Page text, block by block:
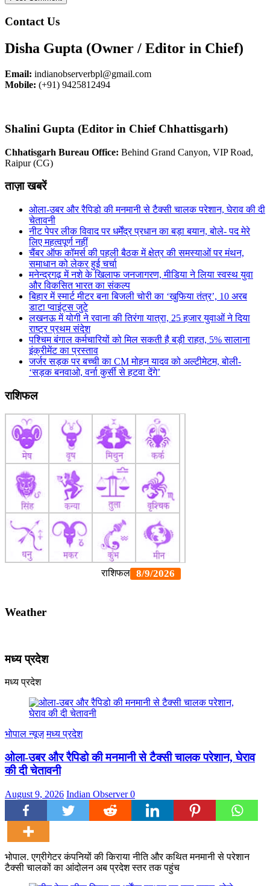
Contact Us
Disha Gupta (Owner / Editor in Chief)
Email: indianobserverbpl@gmail.com
Mobile: (+91) 9425812494
Shalini Gupta (Editor in Chief Chhattisgarh)
Chhatisgarh Bureau Office: Behind Grand Canyon, VIP Road,
Raipur (CG)
ताज़ा खबरें
ओला-उबर और रैपिडो की मनमानी से टैक्सी चालक परेशान, घेराव की दी
चेतावनी
नीट पेपर लीक विवाद पर धर्मेंद्र प्रधान का बड़ा बयान, बोले- पद मेरे
लिए महत्वपूर्ण नहीं
चैंबर ऑफ कॉमर्स की पहली बैठक में क्षेत्र की समस्याओं पर मंथन,
समाधान को लेकर हुई चर्चा
मनेन्द्रगढ़ में नशे के खिलाफ जनजागरण, मीडिया ने लिया स्वस्थ युवा
और विकसित भारत का संकल्प
बिहार में स्मार्ट मीटर बना बिजली चोरी का ‘खुफिया तंत्र’, 10 अरब
डाटा प्वाइंट्स जुटे
लखनऊ में योगी ने रवाना की तिरंगा यात्रा, 25 हजार युवाओं ने दिया
राष्ट्र प्रथम संदेश
पश्चिम बंगाल कर्मचारियों को मिल सकती है बड़ी राहत, 5% सालाना
इंक्रीमेंट का प्रस्ताव
जर्जर सड़क पर बच्ची का CM मोहन यादव को अल्टीमेटम, बोली-
‘सड़क बनवाओ, वर्ना कुर्सी से हटवा देंगे’
राशिफल
Weather
मध्य प्रदेश
मध्य प्रदेश
भोपाल न्यूज़ मध्य प्रदेश
ओला-उबर और रैपिडो की मनमानी से टैक्सी चालक परेशान, घेराव
की दी चेतावनी
August 9, 2026 Indian Observer0
भोपाल. एग्रीगेटर कंपनियों की किराया नीति और कथित मनमानी से परेशान
टैक्सी चालकों का आंदोलन अब प्रदेश स्तर तक पहुंच